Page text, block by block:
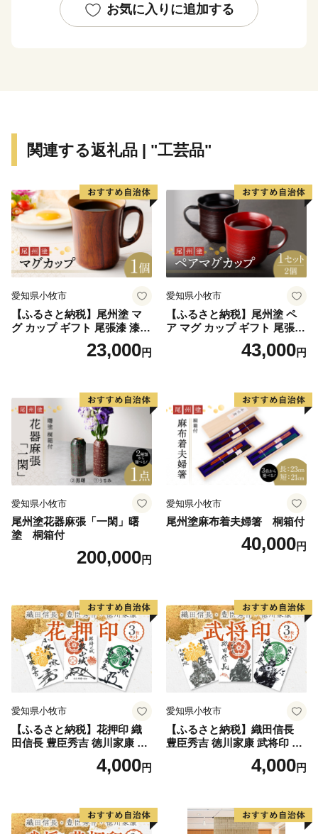
税のお礼の品として地域の特産品等を贈呈しています。
皆様からの寄附金は、これからのよりよいまちづくりに
お気に入りに追加する
関連する返礼品 | "工芸品"
愛知県小牧市
【ふるさと納税】尾州塗 マ
グ カップ ギフト 尾張漆 漆
漆器 漆器工芸 工芸品 芸術性
実用性 抗菌性 美味しく安全
ウイルス効果 お取り寄せ 愛
知県 小牧市 送料無料
23,000円
愛知県小牧市
【ふるさと納税】尾州塗 ペ
ア マグ カップ ギフト 尾張漆
漆 漆器 漆器工芸 工芸品 芸術
性 実用性 抗菌性 美味しく安
抗ウイルス効果 お取り寄せ
愛知県 小牧市 送料無料
43,000円
愛知県小牧市
尾州塗花器麻張「一閑」曙
塗 桐箱付
200,000円
愛知県小牧市
尾州塗麻布着夫婦箸 桐箱付
40,000円
愛知県小牧市
【ふるさと納税】花押印 織
田信長 豊臣秀吉 徳川家康 3
枚 セット 戦国 武将 小牧山城
墨絵 龍画師 書道アーティス
牧市 お取り寄せ 送料無料
4,000円
愛知県小牧市
【ふるさと納税】織田信長
豊臣秀吉 徳川家康 武将印 3
枚 セット イラスト 戦国 武将
小牧山城 墨絵 龍画師 書道ア
愛知県 小牧市 お取り寄せ 送
4,000円